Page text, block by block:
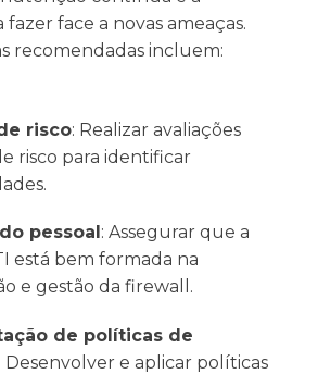
face a novas ameaças.
recomendadas incluem:
risco: Realizar avaliações
risco para identificar
pessoal : Assegurar que a
está bem formada na
e gestão da firewall.
de políticas de
: Desenvolver e aplicar políticas